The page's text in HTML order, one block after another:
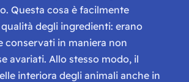
Questa cosa è facilmente
degli ingredienti: erano
conservati in maniera non
avariati. Allo stesso modo, il
interiora degli animali anche in